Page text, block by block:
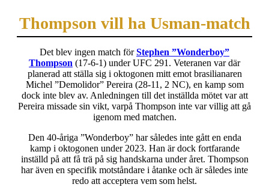
Thompson vill ha Usman-match
Det blev ingen match förStephen ”Wonderboy”
Thompson (17-6-1) under UFC 291. Veteranen var där
planerad att ställa sig i oktogonen mitt emot brasilianaren
Michel ”Demolidor” Pereira (28-11, 2 NC), en kamp som
dock inte blev av. Anledningen till det inställda mötet var att
Pereira missade sin vikt, varpå Thompson inte var villig att gå
igenom med matchen.
Den 40-åriga ”Wonderboy” har således inte gått en enda
kamp i oktogonen under 2023. Han är dock fortfarande
inställd på att få trä på sig handskarna under året. Thompson
har även en specifik motståndare i åtanke och är således inte
redo att acceptera vem som helst.